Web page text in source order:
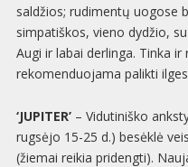
saldžios; rudimentų uogose
simpatiškos, vieno dydžio,
Augi ir labai derlinga. Tinka
rekomenduojama palikti
‘JUPITER’– Vidutiniško
rugsėjo 15-25 d.) besėklė
(žiemai reikia pridengti).